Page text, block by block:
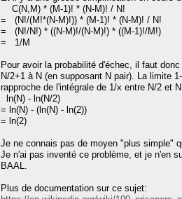
C(N,M) * (M-1)! * (N-M)! / N!
= (N!/(M!*(N-M)!)) * (M-1)! * (N-M)! / N!
= (N!/N!) * ((N-M)!/(N-M)!) * ((M-1)!/M!)
= 1/M
Pour avoir la probabilité d'échec, il faut
N/2+1 à N (en supposant N pair). La limite
rapproche de l'intégrale de 1/x entre N/2 et
ln(N) - ln(N/2)
= ln(N) - (ln(N) - ln(2))
= ln(2)
Je ne connais pas de moyen "plus simple"
Je n'ai pas inventé ce problème, et je n'en
BAAL.
Plus de documentation sur ce sujet: